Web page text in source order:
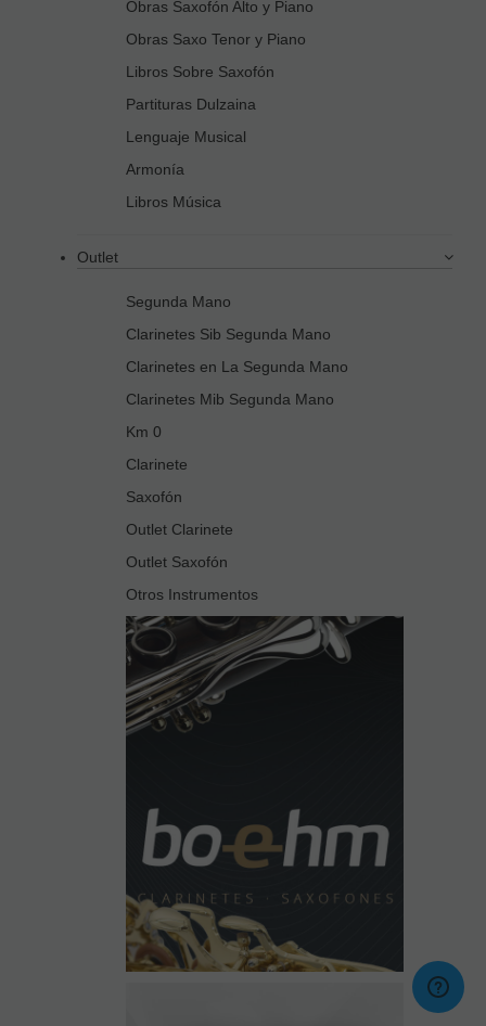
Obras Saxofón Alto y Piano
Obras Saxo Tenor y Piano
Libros Sobre Saxofón
Partituras Dulzaina
Lenguaje Musical
Armonía
Libros Música
Outlet
Segunda Mano
Clarinetes Sib Segunda Mano
Clarinetes en La Segunda Mano
Clarinetes Mib Segunda Mano
Km 0
Clarinete
Saxofón
Outlet Clarinete
Outlet Saxofón
Otros Instrumentos